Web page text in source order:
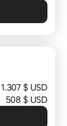
1.307 $ USD
508 $ USD